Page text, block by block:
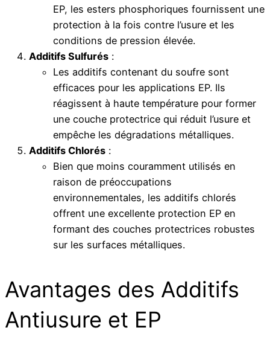
EP, les esters phosphoriques fournissent une
protection à la fois contre l’usure et les
conditions de pression élevée.
Additifs Sulfurés :
Les additifs contenant du soufre sont
efficaces pour les applications EP. Ils
réagissent à haute température pour former
une couche protectrice qui réduit l’usure et
empêche les dégradations métalliques.
Additifs Chlorés :
Bien que moins couramment utilisés en
raison de préoccupations
environnementales, les additifs chlorés
offrent une excellente protection EP en
formant des couches protectrices robustes
sur les surfaces métalliques.
Avantages des Additifs
Antiusure et EP